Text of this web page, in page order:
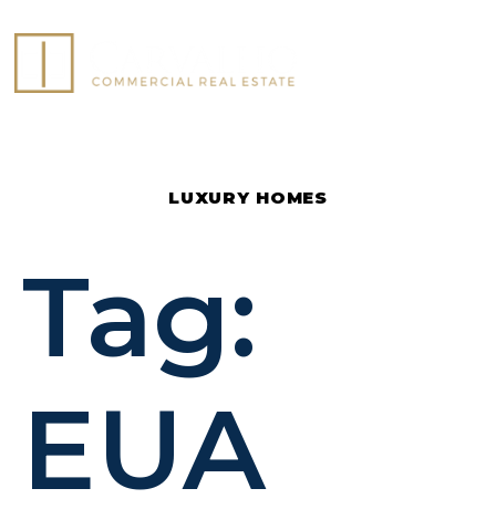
LUXURY HOMES
Tag:
EUA